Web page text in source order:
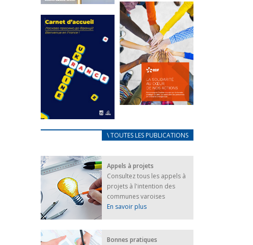
Statut de
l’élu local
Mise à jour avril
2024
FEUILLETER
La
prévention
des conflits
d’intérêts
18 septembre 2023
FEUILLETER
au coeur de
nos actions
FEUILLETER
FRANÇAIS/UKRAINIEN
25 avril 2022
Afin
d’accompagner
au mieux les
réfugiés
ukrainiens arrivés
en France,...
FEUILLETER
\ TOUTES LES PUBLICATIONS
Appels à projets
Consultez tous les appels à
projets à l'intention des
communes varoises
En savoir plus
Bonnes pratiques